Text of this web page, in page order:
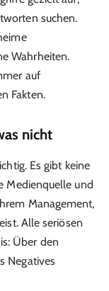
suchen.
Wahrheiten.
auf
Fakten.
nicht
Es gibt keine
Medienquelle und
Management,
Alle seriösen
Über den
Negatives